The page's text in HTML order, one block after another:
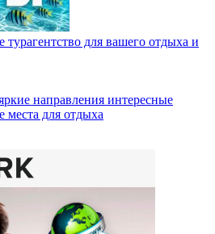
для вашего отдыха и
направления интересные
для отдыха